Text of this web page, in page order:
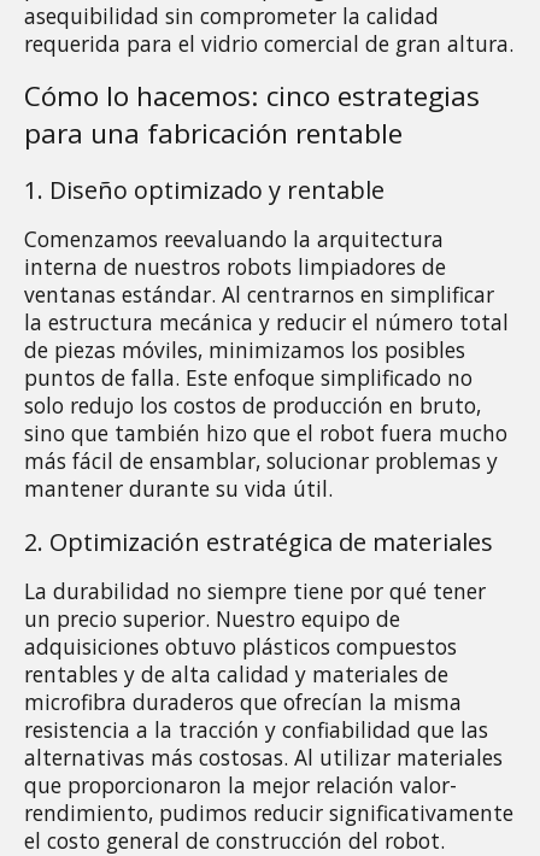
asequibilidad sin comprometer la calidad
requerida para el vidrio comercial de gran altura.
Cómo lo hacemos: cinco estrategias
para una fabricación rentable
1. Diseño optimizado y rentable
Comenzamos reevaluando la arquitectura
interna de nuestros robots limpiadores de
ventanas estándar. Al centrarnos en simplificar
la estructura mecánica y reducir el número total
de piezas móviles, minimizamos los posibles
puntos de falla. Este enfoque simplificado no
solo redujo los costos de producción en bruto,
sino que también hizo que el robot fuera mucho
más fácil de ensamblar, solucionar problemas y
mantener durante su vida útil.
2. Optimización estratégica de materiales
La durabilidad no siempre tiene por qué tener
un precio superior. Nuestro equipo de
adquisiciones obtuvo plásticos compuestos
rentables y de alta calidad y materiales de
microfibra duraderos que ofrecían la misma
resistencia a la tracción y confiabilidad que las
alternativas más costosas. Al utilizar materiales
que proporcionaron la mejor relación valor-
rendimiento, pudimos reducir significativamente
el costo general de construcción del robot.